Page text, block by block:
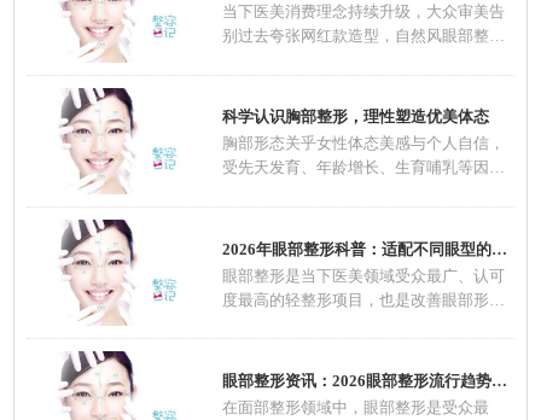
当下医美消费理念持续升级，大众审美告
别过去夸张网红款造型，自然风眼部整形
科学认识胸部整形，理性塑造优美体态
胸部形态关乎女性体态美感与个人自信，
受先天发育、年龄增长、生育哺乳等因素
2026年眼部整形科普：适配不同眼型的整形方案
眼部整形是当下医美领域受众最广、认可
度最高的轻整形项目，也是改善眼部形
眼部整形资讯：2026眼部整形流行趋势，自然定
在面部整形领域中，眼部整形是受众最